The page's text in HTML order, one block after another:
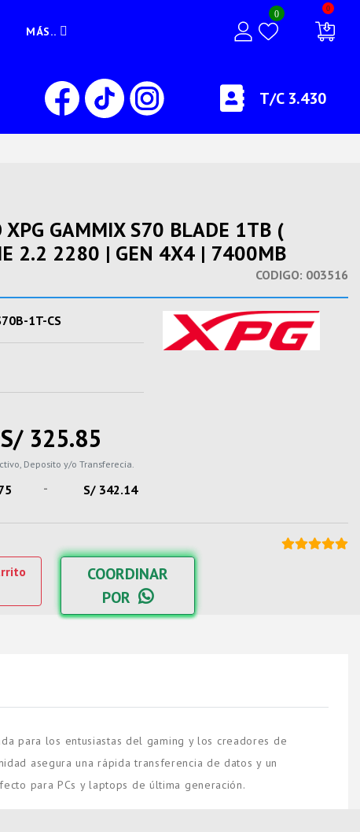
MÁS..
0
0
T/C 3.430
XPG GAMMIX S70 BLADE 1TB (
2.2 2280 | GEN 4X4 | 7400MB
CODIGO: 003516
1T-CS
S/ 325.85
Deposito y/o Transferecia.
- S/ 342.14
COORDINAR
POR
para los entusiastas del gaming y los creadores de
asegura una rápida transferencia de datos y un
para PCs y laptops de última generación.